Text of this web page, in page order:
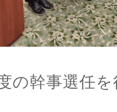
の幹事選任